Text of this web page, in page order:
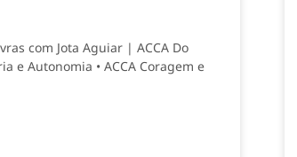
com Jota Aguiar | ACCA Do
e Autonomia • ACCA Coragem e